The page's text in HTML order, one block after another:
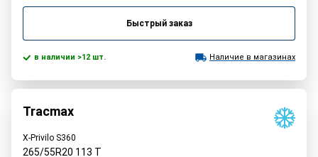
Быстрый заказ
в наличии >12 шт. Наличие в магазинах
Tracmax
X-Privilo S360
265/55R20 113 T